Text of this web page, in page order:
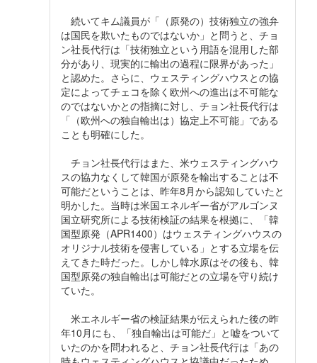
続いてキム議員が「（原発の）技術独立の強弁
は国民を欺いたものではないか」と問うと、チョ
ン社長代行は「技術独立という用語を混用した部
分があり、現実的に輸出の過程に限界があった」
と認めた。さらに、ウェスティングハウスとの協
定によってチェコを除く欧州への進出は不可能な
のではないかとの指摘に対し、チョン社長代行は
「（欧州への独自輸出は）協定上不可能」である
ことも明確にした。
チョン社長代行はまた、米ウェスティングハウ
スの協力なくして韓国が原発を輸出することは不
可能だということは、昨年8月から認知していたと
明かした。当時は米国エネルギー省がアルゴンヌ
国立研究所による技術検証の結果を根拠に、「韓
国型原発（APR1400）はウェスティングハウスの
オリジナル技術を侵害している」とする立場を伝
えてきた時だった。しかし韓水原はその後も、韓
国型原発の独自輸出は可能だとの立場を守り続け
ていた。
米エネルギー省の検証結果が伝えられた後の昨
年10月にも、「独自輸出は可能だ」と嘘をついて
いたのかを問われると、チョン社長代行は「あの